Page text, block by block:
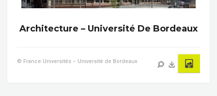
Architecture – Université De Bordeaux
© France Universités – Université de Bordeaux